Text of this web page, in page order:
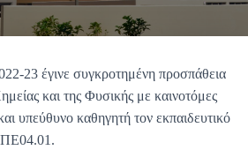
Η
Η
23 έγινε συγκροτημένη προσπάθεια
και της Φυσικής με καινοτόμες
υπεύθυνο καθηγητή τον εκπαιδευτικό
ΠΕ04.01.